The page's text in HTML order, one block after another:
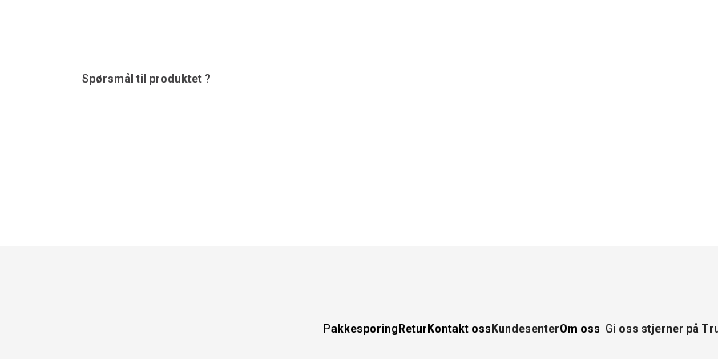
Spørsmål til produktet ?
Pakkesporing Retur Kontakt oss KundesenterOm oss Gi oss stjerner på